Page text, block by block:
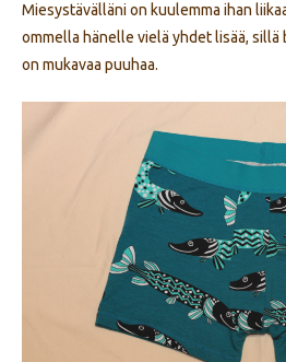
Miesystävälläni on kuulemma ihan
ommella hänelle vielä yhdet lisää,
on mukavaa puuhaa.